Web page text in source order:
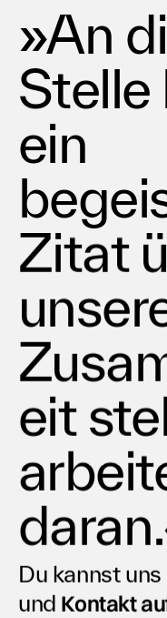
»An
Stelle
ein
Zitat
eit
Du kannst
und Kontakt